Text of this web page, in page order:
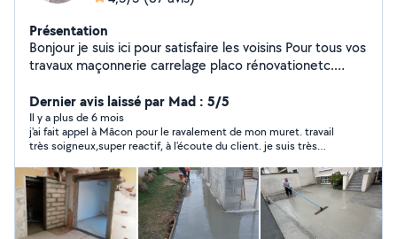
Présentation
Bonjour je suis ici pour satisfaire les voisins Pour tous vos
travaux maçonnerie carrelage placo rénovationetc.
Cordialement.0749844860
Dernier avis laissé par Mad : 5/5
Il y a plus de 6 mois
j'ai fait appel à Mâcon pour le ravalement de mon muret. travail
très soigneux,super reactif, à l'écoute du client. je suis très
maçonnerie vous pouvez faire appel à Mâcon sans hésitation.